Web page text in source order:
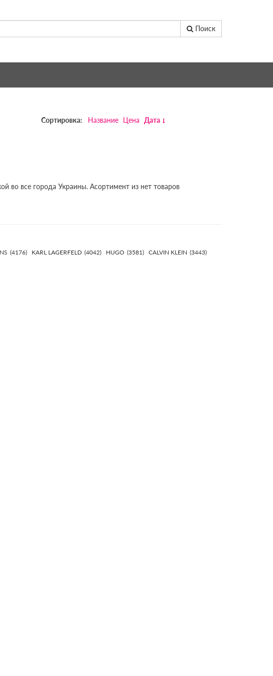
Поиск
Сортировка: Название Цена Дата
во все города Украины. Асортимент из нет товаров
(4176) KARL LAGERFELD (4042) HUGO (3581) CALVIN KLEIN (3443)